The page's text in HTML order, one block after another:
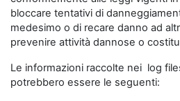
bloccare tentativi di
medesimo o di recare danno ad
prevenire attività dannose o
Le informazioni raccolte nei log
potrebbero essere le seguenti: